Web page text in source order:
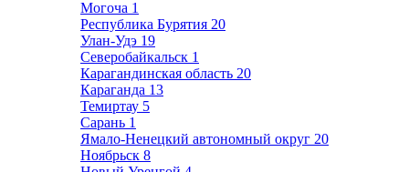
Могоча 1
Республика Бурятия 20
Улан-Удэ 19
Северобайкальск 1
Карагандинская область 20
Караганда 13
Темиртау 5
Сарань 1
Ямало-Ненецкий автономный округ 20
Ноябрьск 8